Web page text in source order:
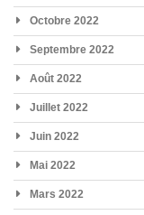
Octobre 2022
Septembre 2022
Août 2022
Juillet 2022
Juin 2022
Mai 2022
Mars 2022